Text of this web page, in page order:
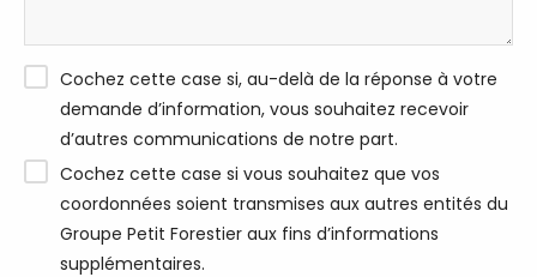
Cochez cette case si, au-delà de la réponse à votre
demande d’information, vous souhaitez recevoir
d’autres communications de notre part.
Cochez cette case si vous souhaitez que vos
coordonnées soient transmises aux autres entités du
Groupe Petit Forestier aux fins d’informations
supplémentaires.